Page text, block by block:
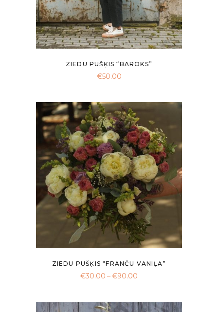
ZIEDU PUŠĶIS “BAROKS”
€50.00
ZIEDU PUŠĶIS “FRANČU VANIĻA”
€30.00 –€90.00
€90.00